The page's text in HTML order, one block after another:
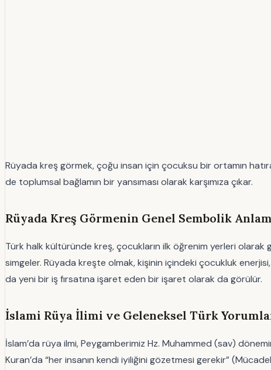
Rüyada kreş görmek, çoğu insan için çocuksu bir ortamın
de toplumsal bağlamın bir yansıması olarak karşımıza çıkar.
Rüyada Kreş Görmenin Genel Sembolik
Türk halk kültüründe kreş, çocukların ilk öğrenim yerleri
simgeler. Rüyada kreşte olmak, kişinin içindeki çocukluk
da yeni bir iş fırsatına işaret eden bir işaret olarak da görülür.
İslami Rüya İlimi ve Geleneksel Türk
İslam’da rüya ilmi, Peygamberimiz Hz. Muhammed (sav)
Kuran’da “her insanın kendi iyiliğini gözetmesi gerekir”